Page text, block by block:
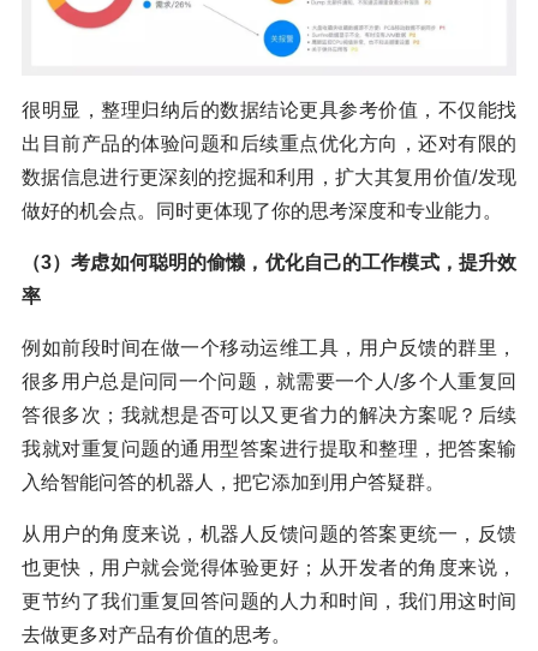
很明显，整理归纳后的数据结论更具参考价值，不仅能找
出目前产品的体验问题和后续重点优化方向，还对有限的
数据信息进行更深刻的挖掘和利用，扩大其复用价值/发现
做好的机会点。同时更体现了你的思考深度和专业能力。
（3）考虑如何聪明的偷懒，优化自己的工作模式，提升效
率
例如前段时间在做一个移动运维工具，用户反馈的群里，
很多用户总是问同一个问题，就需要一个人/多个人重复回
答很多次；我就想是否可以又更省力的解决方案呢？后续
我就对重复问题的通用型答案进行提取和整理，把答案输
入给智能问答的机器人，把它添加到用户答疑群。
从用户的角度来说，机器人反馈问题的答案更统一，反馈
也更快，用户就会觉得体验更好；从开发者的角度来说，
更节约了我们重复回答问题的人力和时间，我们用这时间
去做更多对产品有价值的思考。